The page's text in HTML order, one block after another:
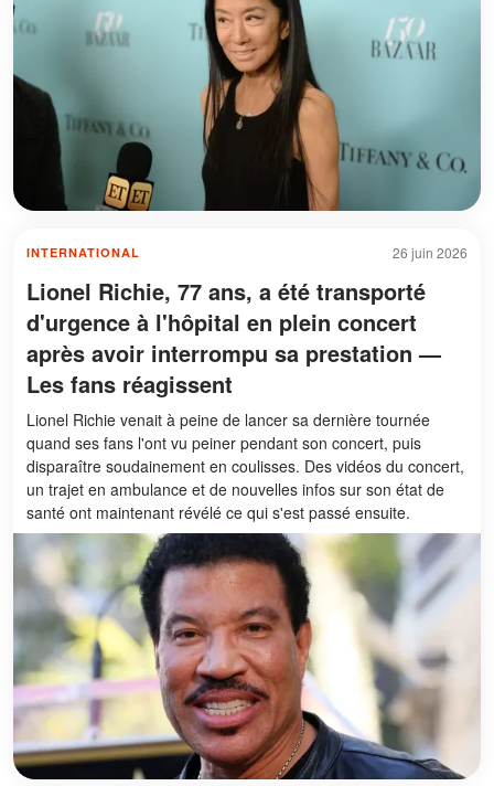
26 juin 2026
INTERNATIONAL
Lionel Richie, 77 ans, a été transporté
d'urgence à l'hôpital en plein concert
après avoir interrompu sa prestation —
Les fans réagissent
Lionel Richie venait à peine de lancer sa dernière tournée
quand ses fans l'ont vu peiner pendant son concert, puis
disparaître soudainement en coulisses. Des vidéos du concert,
un trajet en ambulance et de nouvelles infos sur son état de
santé ont maintenant révélé ce qui s'est passé ensuite.